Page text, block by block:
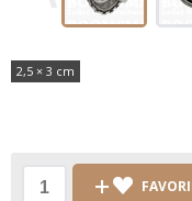
2,5 × 3 cm